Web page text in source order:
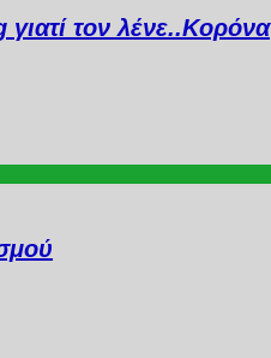
τον λένε..Κορόνα